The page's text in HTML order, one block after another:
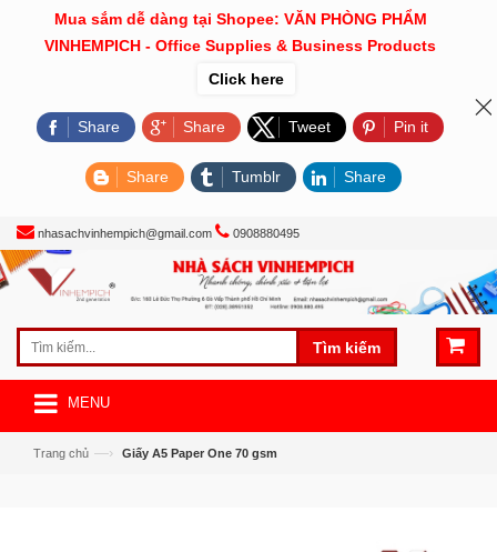
nhasachvinhempich@gmail.com 0908880495
Tìm kiếm
MENU
Trang chủ —› Giấy A5 Paper One 70 gsm
Mua sắm dễ dàng tại Shopee: VĂN PHÒNG PHẨM
VINHEMPICH - Office Supplies & Business Products
Click here
Share Share Tweet Pin it
Share Tumblr Share